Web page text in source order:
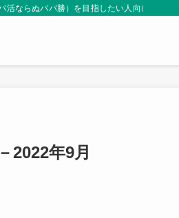
ならぬパパ勝）を目指したい人向けサイト。
2022年9月